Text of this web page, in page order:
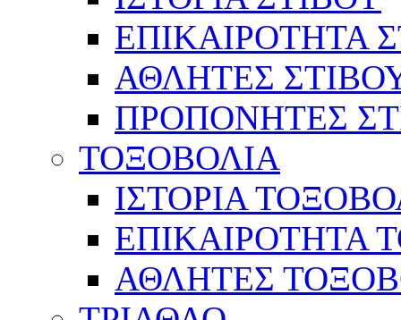
ΕΠΙΚΑΙΡΟΤΗΤΑ
ΑΘΛΗΤΕΣ
ΠΡΟΠΟΝΗΤΕΣ
ΤΟΞΟΒΟΛΙΑ
ΙΣΤΟΡΙΑ
ΕΠΙΚΑΙΡΟΤΗΤΑ
ΑΘΛΗΤΕΣ